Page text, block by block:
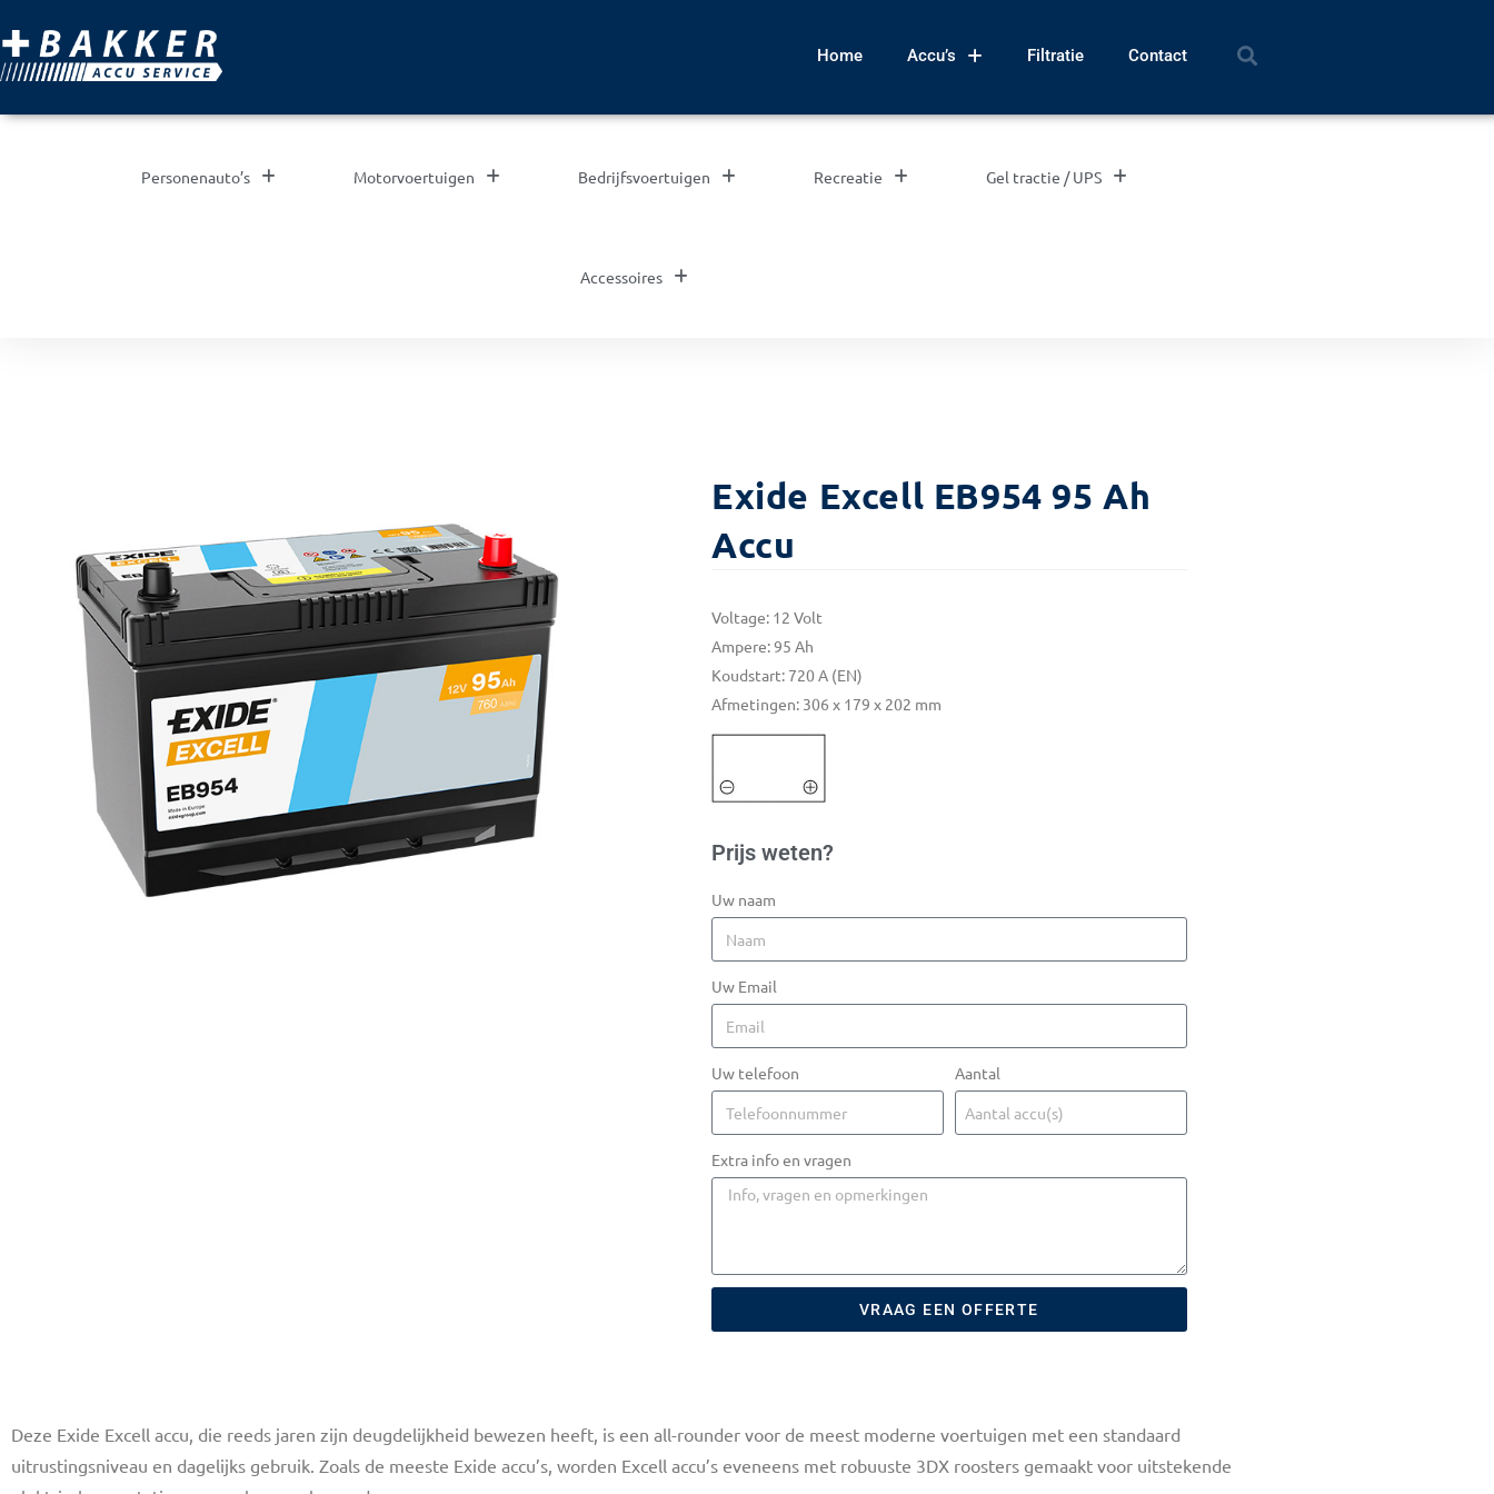
Home Accu’s Filtratie Contact
Personenauto’s Motorvoertuigen Bedrijfsvoertuigen Recreatie Gel tractie / UPS
Accessoires
Exide Excell EB954 95 Ah
Accu
Voltage: 12 Volt
Ampere: 95 Ah
Koudstart: 720 A (EN)
Afmetingen: 306 x 179 x 202 mm
Prijs weten?
Uw naam
Uw Email
Uw telefoon Aantal
Extra info en vragen
VRAAG EEN OFFERTE
Deze Exide Excell accu, die reeds jaren zijn deugdelijkheid bewezen heeft, is een all-rounder voor de meest moderne voertuigen met een standaard
uitrustingsniveau en dagelijks gebruik. Zoals de meeste Exide accu’s, worden Excell accu’s eveneens met robuuste 3DX roosters gemaakt voor uitstekende